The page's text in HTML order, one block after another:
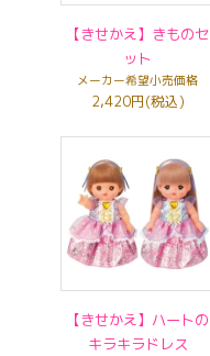
【きせかえ】きものセ
ット
メーカー希望小売価格
2,420円(税込)
【きせかえ】ハートの
キラキラドレス